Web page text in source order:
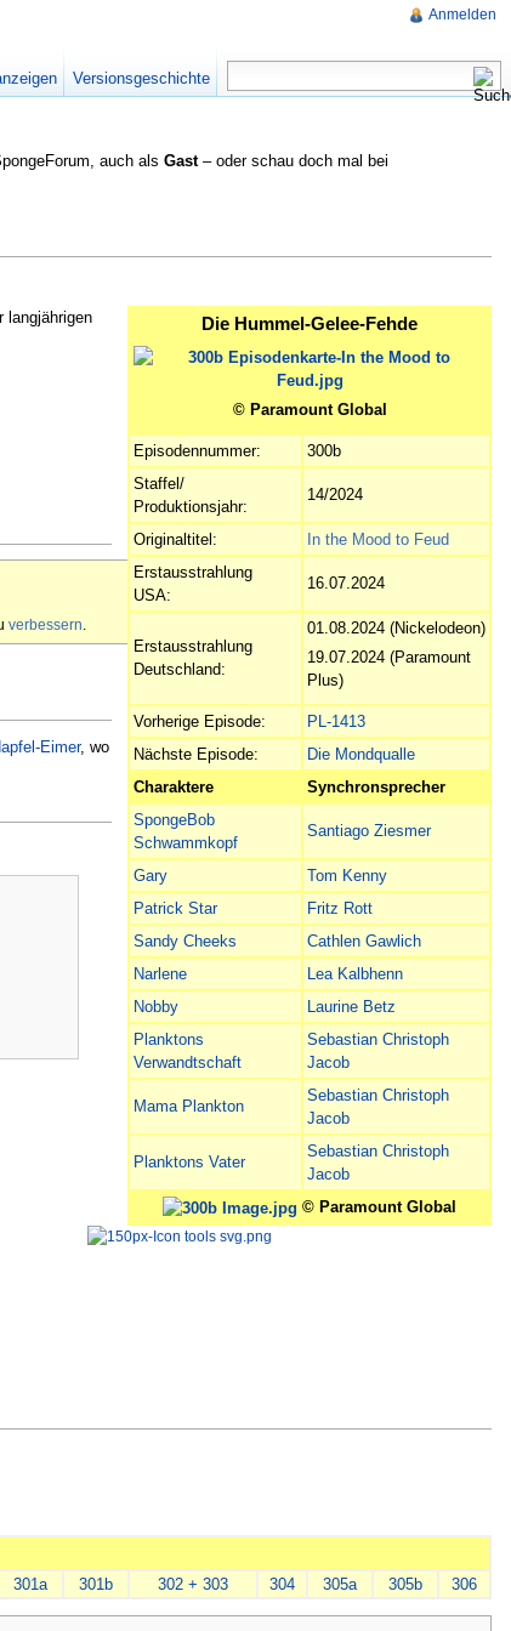
auch als Gast– oder schau doch mal bei
Die Hummel-Gelee-Fehde
© Paramount Global
Episodennummer:
300b
Staffel/
Produktionsjahr:
14/2024
Originaltitel:
In the Mood to Feud
Erstausstrahlung
USA:
16.07.2024
Erstausstrahlung
Deutschland:
01.08.2024 (Nickelodeon)
19.07.2024 (Paramount
Plus)
Vorherige Episode:
PL-1413
Nächste Episode:
Die Mondqualle
Charaktere
Synchronsprecher
SpongeBob
Schwammkopf
Santiago Ziesmer
Gary
Tom Kenny
Patrick Star
Fritz Rott
Sandy Cheeks
Cathlen Gawlich
Narlene
Lea Kalbhenn
Nobby
Laurine Betz
Planktons
Verwandtschaft
Sebastian Christoph
Jacob
Mama Plankton
Sebastian Christoph
Jacob
Planktons Vater
Sebastian Christoph
Jacob
© Paramount Global
langjährigen
verbessern.
Eimer, wo
301a 301b 302 + 303 304 305a 305b 306
Anmelden
Versionsgeschichte